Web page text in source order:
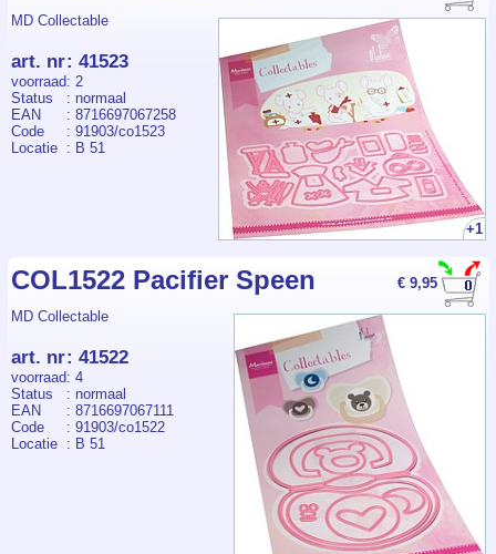
MD Collectable
+1
art. nr: 41523
voorraad: 2
Status
: normaal
EAN
: 8716697067258
Code
: 91903/co1523
Locatie : B 51
€ 9,95
COL1522 Pacifier Speen
MD Collectable
art. nr: 41522
voorraad: 4
Status
: normaal
EAN
: 8716697067111
Code
: 91903/co1522
Locatie : B 51